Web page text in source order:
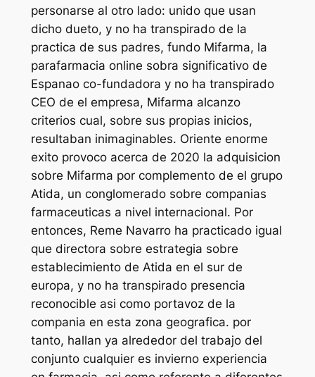
personarse al otro lado: unido que usan
dicho dueto, y no ha transpirado de la
practica de sus padres, fundo Mifarma, la
parafarmacia online sobra significativo de
Espanao co-fundadora y no ha transpirado
CEO de el empresa, Mifarma alcanzo
criterios cual, sobre sus propias inicios,
resultaban inimaginables. Oriente enorme
exito provoco acerca de 2020 la adquisicion
sobre Mifarma por complemento de el grupo
Atida, un conglomerado sobre companias
farmaceuticas a nivel internacional. Por
entonces, Reme Navarro ha practicado igual
que directora sobre estrategia sobre
establecimiento de Atida en el sur de
europa, y no ha transpirado presencia
reconocible asi como portavoz de la
compania en esta zona geografica. por
tanto, hallan ya alrededor del trabajo del
conjunto cualquier es invierno experiencia